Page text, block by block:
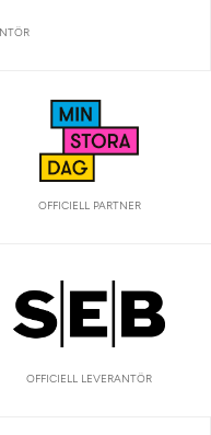
OFFICIELL PARTNER
OFFICIELL LEVERANTÖR